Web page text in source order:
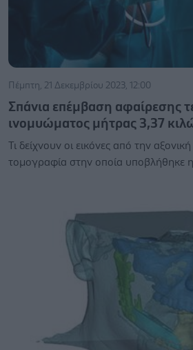
Πέμπτη, 21 Δεκεμβρίου 2023, 12:00
Σπάνια επέμβαση αφαίρεσης
ινομυώματος μήτρας 3,37
Τι δείχνουν οι εικόνες από την
τομογραφία στην οποία υποβλήθηκε